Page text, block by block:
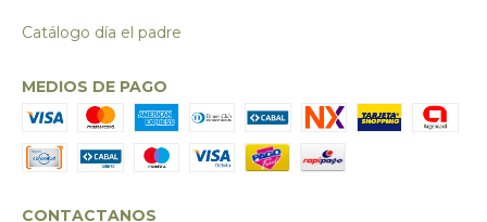
Catálogo día el padre
MEDIOS DE PAGO
CONTACTANOS